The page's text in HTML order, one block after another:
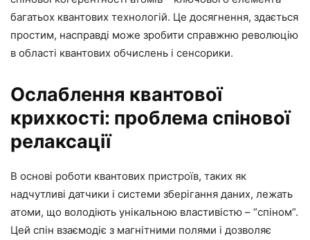
багатьох квантових технологій. Це досягнення, здається
простим, насправді може зробити справжню революцію
в області квантових обчислень і сенсорики.
Ослаблення квантової
крихкості: проблема спінової
релаксації
В основі роботи квантових пристроїв, таких як
надчутливі датчики і системи зберігання даних, лежать
атоми, що володіють унікальною властивістю – “спіном”.
Цей спін взаємодіє з магнітними полями і дозволяє